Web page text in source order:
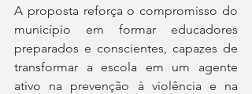
A proposta reforça o compromisso do
município em formar educadores
preparados e conscientes, capazes de
transformar a escola em um agente
ativo na prevenção à violência e na